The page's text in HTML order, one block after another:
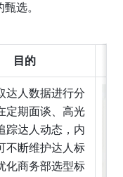
选。
目的
达人数据进行分
定期面谈、高光
踪达人动态，内
不断维护达人标
化商务部选型标